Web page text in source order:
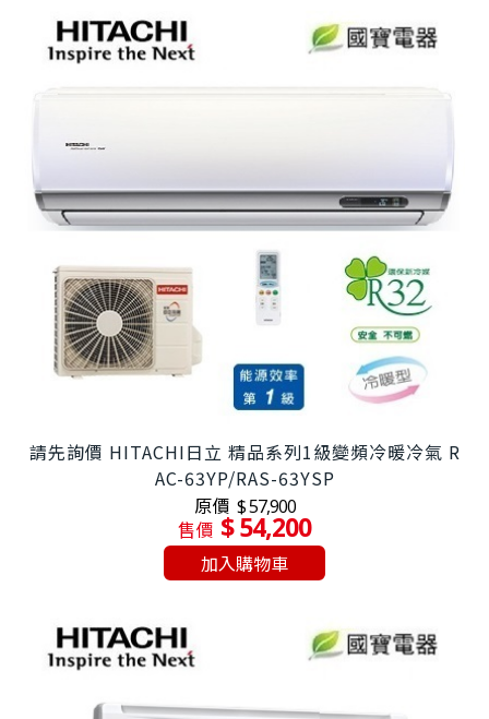
請先詢價 HITACHI日立 精品系列1級變頻冷暖冷氣 R
AC-63YP/RAS-63YSP
原價 $ 57,900
售價 $ 54,200
加入購物車